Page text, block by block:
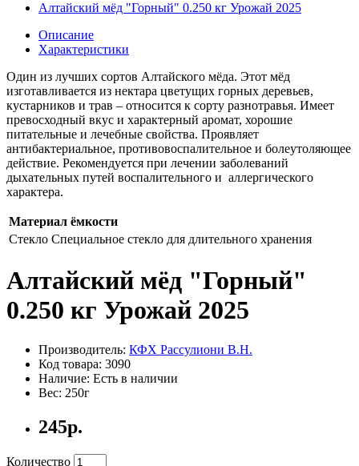
Алтайский мёд "Горный" 0.250 кг Урожай 2025
Описание
Характеристики
Один из лучших сортов Алтайского мёда. Этот мёд
изготавливается из нектара цветущих горных деревьев,
кустарников и трав – относится к сорту разнотравья. Имеет
превосходный вкус и характерный аромат, хорошие
питательные и лечебные свойства. Проявляет
антибактериальное, противовоспалительное и болеутоляющее
действие. Рекомендуется при лечении заболеваний
дыхательных путей воспалительного и аллергического
характера.
Материал ёмкости
Стекло Специальное стекло для длительного хранения
Алтайский мёд "Горный"
0.250 кг Урожай 2025
Производитель: КФХ Рассулиони В.Н.
Код товара: 3090
Наличие: Есть в наличии
Вес: 250г
245р.
Количество